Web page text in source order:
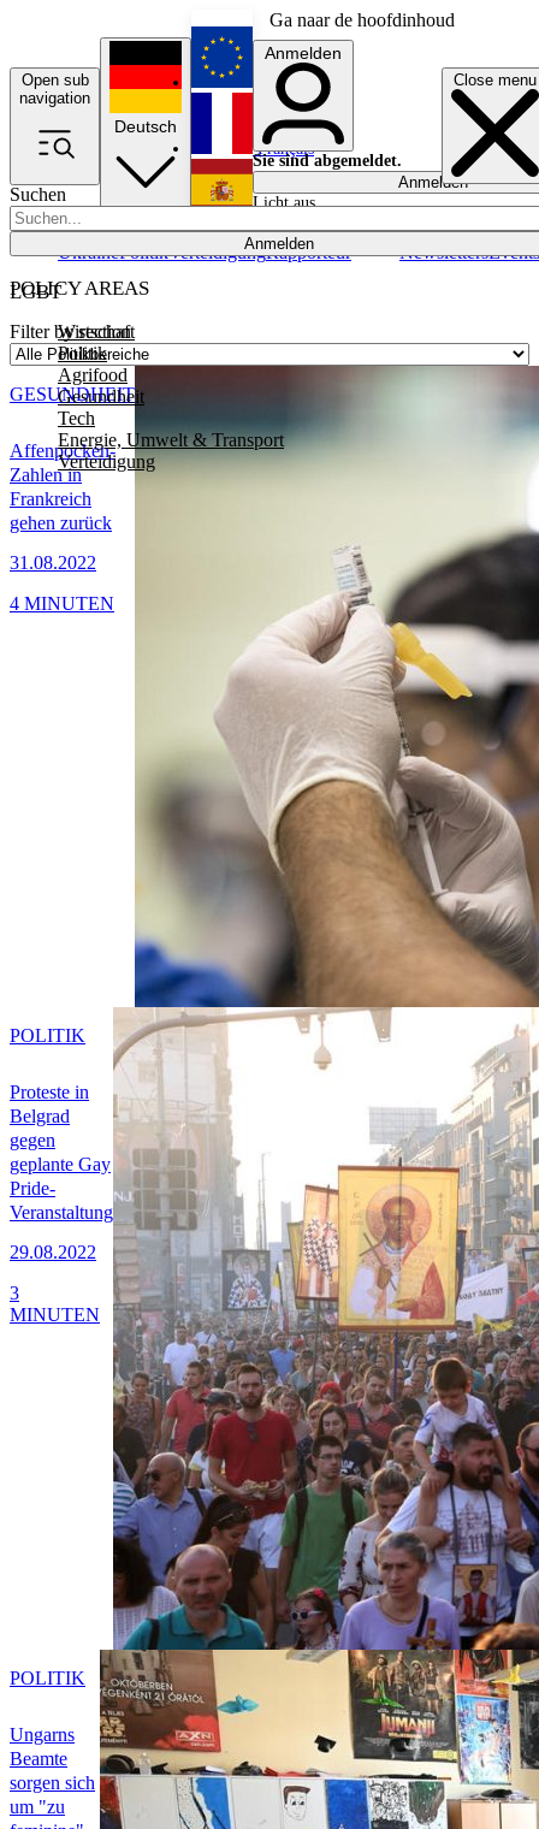
Ga naar de hoofdinhoud
Open sub
navigation
Close menu
Suchen
Anmelden
POLICY AREAS
Wirtschaft
Politik
Agrifood
Gesundheit
Tech
Energie, Umwelt & Transport
Verteidigung
UkrainePolitikVerteidigungRapporteur NewslettersEvents
Deutsch
English
Français
Anmelden
Sie sind abgemeldet.
Anmelden
Licht aus
LGBT
Filter by section
Affenpocken-
Zahlen in
Frankreich
gehen zurück
31.08.2022
GESUNDHEIT
4 MINUTEN
Proteste in
Belgrad
gegen
geplante Gay
Pride-
Veranstaltung
29.08.2022
POLITIK
3
MINUTEN
Ungarns
Beamte
sorgen sich
um "zu
POLITIK